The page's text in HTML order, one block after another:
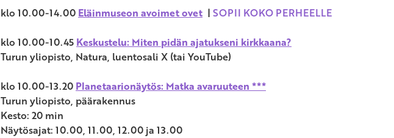
klo 10.00-14.00 Eläinmuseon avoimet ovet | SOPII KOKO PERHEELLE
klo 10.00-10.45 Keskustelu: Miten pidän ajatukseni kirkkaana?
Turun yliopisto, Natura, luentosali X (tai YouTube)
klo 10.00-13.20 Planetaarionäytös: Matka avaruuteen ***
Turun yliopisto, päärakennus
Kesto: 20 min
Näytösajat: 10.00, 11.00, 12.00 ja 13.00